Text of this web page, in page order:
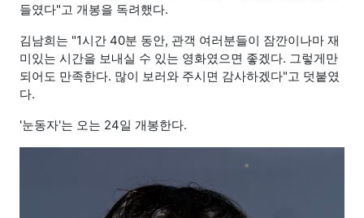
들였다"고 개봉을 독려했다.
김남희는 "1시간 40분 동안, 관객 여러분들이 잠깐이나마 재
미있는 시간을 보내실 수 있는 영화였으면 좋겠다. 그렇게만
되어도 만족한다. 많이 보러와 주시면 감사하겠다"고 덧붙였
다.
'눈동자'는 오는 24일 개봉한다.